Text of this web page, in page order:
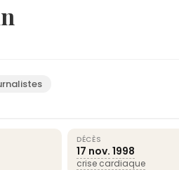
DÉCÈS
17 nov. 1998
crise cardiaque